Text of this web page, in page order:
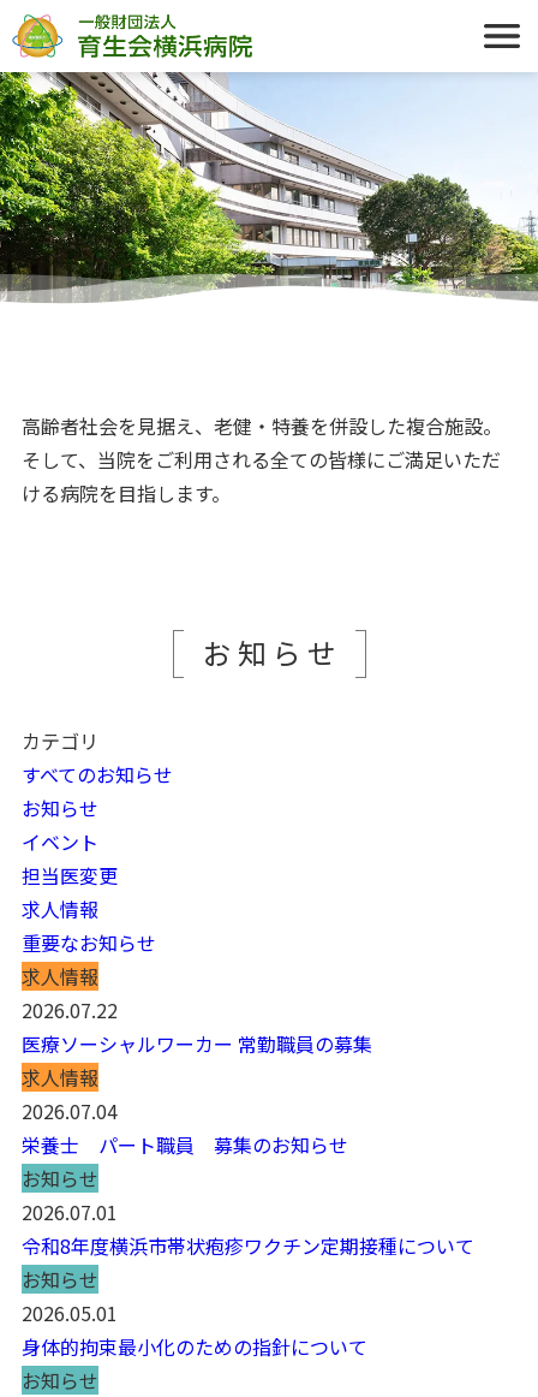
高齢者社会を見据え、老健・特養を併設した複合施設。
そして、当院をご利用される全ての皆様にご満足いただ
ける病院を目指します。
お知らせ
カテゴリ
すべてのお知らせ
お知らせ
イベント
担当医変更
求人情報
重要なお知らせ
求人情報
2026.07.22
医療ソーシャルワーカー 常勤職員の募集
求人情報
2026.07.04
栄養士 パート職員 募集のお知らせ
お知らせ
2026.07.01
令和8年度横浜市帯状疱疹ワクチン定期接種について
お知らせ
2026.05.01
身体的拘束最小化のための指針について
お知らせ